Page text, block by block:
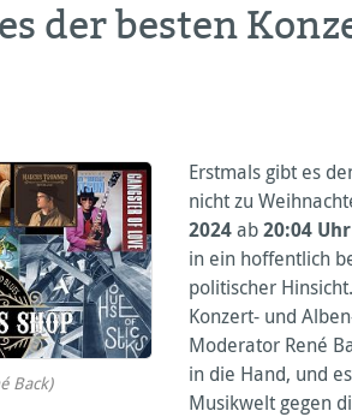
der besten
Back)
Erstmals gibt es
nicht zu
2024ab20:04 Uhr
in ein hoffentlich
politischer
Konzert- und
Moderator René
in die Hand, und
Musikwelt gegen